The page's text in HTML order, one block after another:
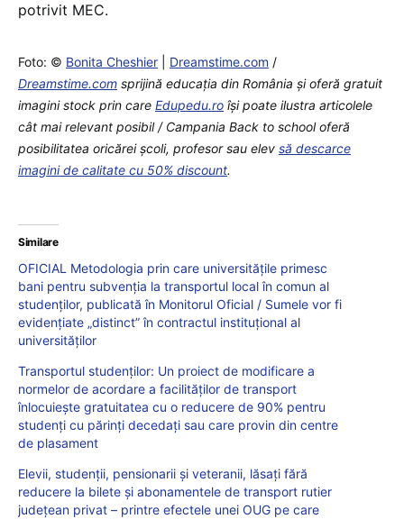
potrivit MEC.
Foto: © Bonita Cheshier Dreamstime.com /
Dreamstime.com sprijină educaţia din România şi oferă gratuit
imagini stock prin care Edupedu.ro îşi poate ilustra articolele
cât mai relevant posibil / Campania Back to school oferă
posibilitatea oricărei școli, profesor sau elev să descarce
imagini de calitate cu 50% discount.
Similare
OFICIAL Metodologia prin care universitățile primesc
bani pentru subvenția la transportul local în comun al
studenților, publicată în Monitorul Oficial / Sumele vor fi
evidențiate „distinct” în contractul instituțional al
universităților
Transportul studenților: Un proiect de modificare a
normelor de acordare a facilităților de transport
înlocuiește gratuitatea cu o reducere de 90% pentru
studenți cu părinți decedați sau care provin din centre
de plasament
Elevii, studenții, pensionarii și veteranii, lăsați fără
reducere la bilete și abonamentele de transport rutier
județean privat – printre efectele unei OUG pe care